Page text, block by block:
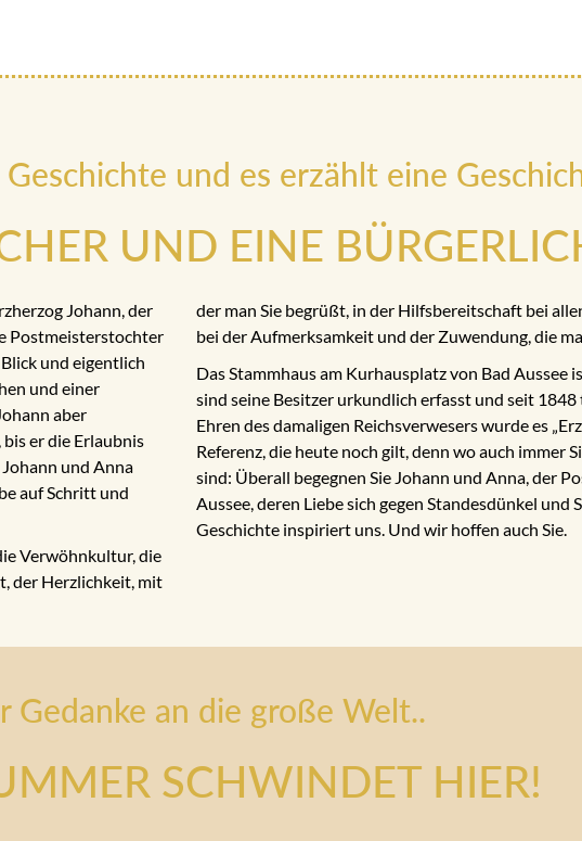
und es erzählt eine
UND EINE
Johann, der
Postmeisterstochter
und eigentlich
und einer
aber
er die Erlaubnis
und Anna
auf Schritt und
Verwöhnkultur, die
der Herzlichkeit, mit
der man Sie begrüßt, in der Hilfsbereitschaft bei
bei der Aufmerksamkeit und der Zuwendung, die
Das Stammhaus am Kurhausplatz von Bad Aussee
sind seine Besitzer urkundlich erfasst und seit 1848
Ehren des damaligen Reichsverwesers wurde es
Referenz, die heute noch gilt, denn wo auch immer
sind: Überall begegnen Sie Johann und Anna, der
Aussee, deren Liebe sich gegen Standesdünkel und
Geschichte inspiriert uns. Und wir hoffen auch Sie.
Gedanke an die große Welt..
SCHWINDET HIER!